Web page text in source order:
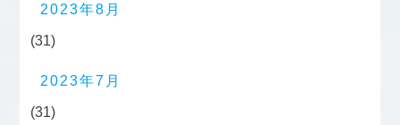
2023年8月
(31)
2023年7月
(31)